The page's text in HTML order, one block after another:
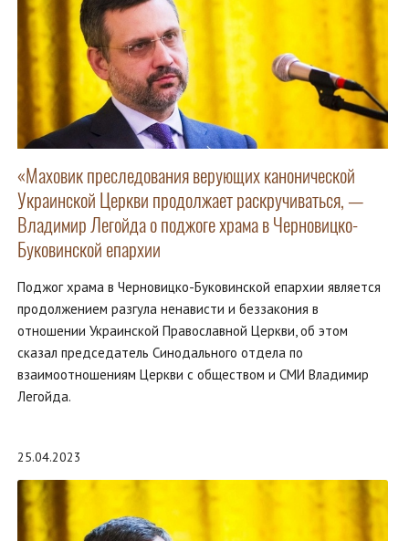
«Маховик преследования верующих канонической
Украинской Церкви продолжает раскручиваться, —
Владимир Легойда о поджоге храма в Черновицко-
Буковинской епархии
Поджог храма в Черновицко-Буковинской епархии является
продолжением разгула ненависти и беззакония в
отношении Украинской Православной Церкви, об этом
сказал председатель Синодального отдела по
взаимоотношениям Церкви с обществом и СМИ Владимир
Легойда.
25.04.2023